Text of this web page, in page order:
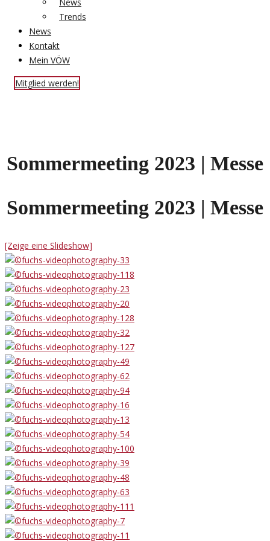
Trends
News
Kontakt
Mein VÖW
Mitglied werden!
Sommermeeting 2023 | Messe
Sommermeeting 2023 | Messe
[Zeige eine Slideshow]